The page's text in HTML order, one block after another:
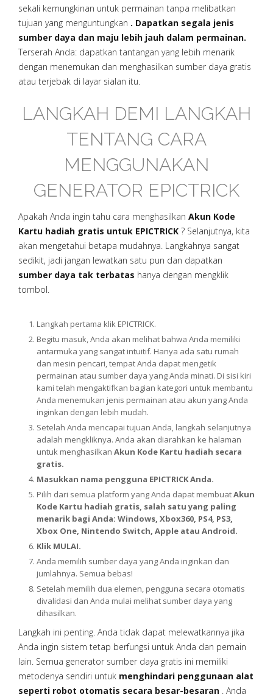
sekali kemungkinan untuk permainan tanpa melibatkan
tujuan yang menguntungkan . Dapatkan segala jenis
sumber daya dan maju lebih jauh dalam permainan.
Terserah Anda: dapatkan tantangan yang lebih menarik
dengan menemukan dan menghasilkan sumber daya gratis
atau terjebak di layar sialan itu.
LANGKAH DEMI LANGKAH
TENTANG CARA
MENGGUNAKAN
GENERATOR EPICTRICK
Apakah Anda ingin tahu cara menghasilkan Akun Kode
Kartu hadiah gratis untuk EPICTRICK ? Selanjutnya, kita
akan mengetahui betapa mudahnya. Langkahnya sangat
sedikit, jadi jangan lewatkan satu pun dan dapatkan
sumber daya tak terbatas hanya dengan mengklik
tombol.
Langkah pertama klik EPICTRICK.
Begitu masuk, Anda akan melihat bahwa Anda memiliki
antarmuka yang sangat intuitif. Hanya ada satu rumah
dan mesin pencari, tempat Anda dapat mengetik
permainan atau sumber daya yang Anda minati. Di sisi kiri
kami telah mengaktifkan bagian kategori untuk membantu
Anda menemukan jenis permainan atau akun yang Anda
inginkan dengan lebih mudah.
Setelah Anda mencapai tujuan Anda, langkah selanjutnya
adalah mengkliknya. Anda akan diarahkan ke halaman
untuk menghasilkan Akun Kode Kartu hadiah secara
gratis.
Masukkan nama pengguna EPICTRICK Anda.
Pilih dari semua platform yang Anda dapat membuatAkun
Kode Kartu hadiah gratis, salah satu yang paling
menarik bagi Anda: Windows, Xbox360, PS4, PS3,
Xbox One, Nintendo Switch, Apple atau Android.
Klik MULAI.
Anda memilih sumber daya yang Anda inginkan dan
jumlahnya. Semua bebas!
Setelah memilih dua elemen, pengguna secara otomatis
divalidasi dan Anda mulai melihat sumber daya yang
dihasilkan.
Langkah ini penting. Anda tidak dapat melewatkannya jika
Anda ingin sistem tetap berfungsi untuk Anda dan pemain
lain. Semua generator sumber daya gratis ini memiliki
metodenya sendiri untuk menghindari penggunaan alat
seperti robot otomatis secara besar-besaran . Anda